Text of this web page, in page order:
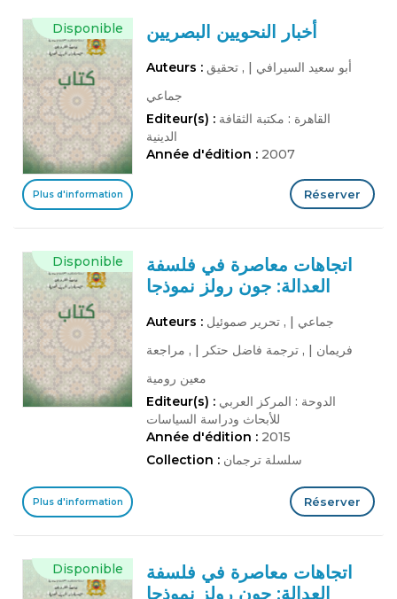
Disponible أخبار النحويين البصريين
Auteurs : أبو سعيد السيرافي | , تحقيق
جماعي
Editeur(s) : القاهرة : مكتبة الثقافة
الدينية
Année d'édition : 2007
Plus d'information Réserver
Disponible
اتجاهات معاصرة في فلسفة
العدالة: جون رولز نموذجا
Auteurs : جماعي | , تحرير صموئيل
فريمان | , ترجمة فاضل حتكر | , مراجعة
معين رومية
Editeur(s) : الدوحة : المركز العربي
للأبحاث ودراسة السياسات
Année d'édition : 2015
Collection : سلسلة ترجمان
Plus d'information Réserver
Disponible
اتجاهات معاصرة في فلسفة
العدالة: جون رولز نموذجا